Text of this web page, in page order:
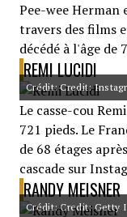
Pee-wee Herman
travers des films
décédé à l'âge de
REMI LUCIDI
Crédit: Credit:
Le casse-cou
721 pieds. Le
de 68 étages
cascade sur
RANDY MEISNER
Crédit: Credit: Getty